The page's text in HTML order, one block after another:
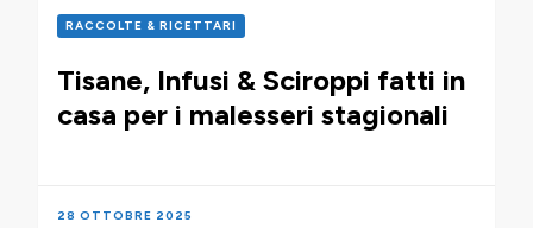
RACCOLTE & RICETTARI
Tisane, Infusi & Sciroppi fatti in
casa per i malesseri stagionali
28 OTTOBRE 2025